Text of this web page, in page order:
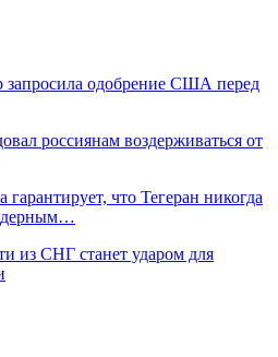
запросила одобрение США перед
россиянам воздерживаться от
что Тегеран никогда
из СНГ станет ударом для